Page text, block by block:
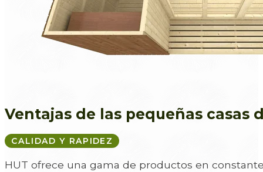
Ventajas de las pequeñas casas
CALIDAD Y RAPIDEZ
HUT ofrece una gama de productos en